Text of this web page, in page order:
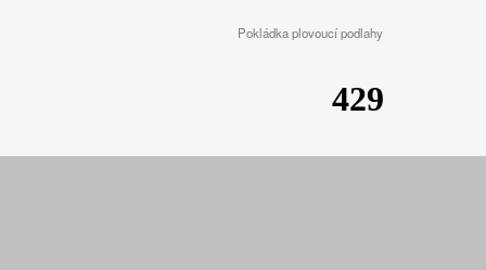
Pokládka plovoucí podlahy